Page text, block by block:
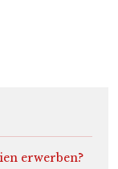
erwerben?